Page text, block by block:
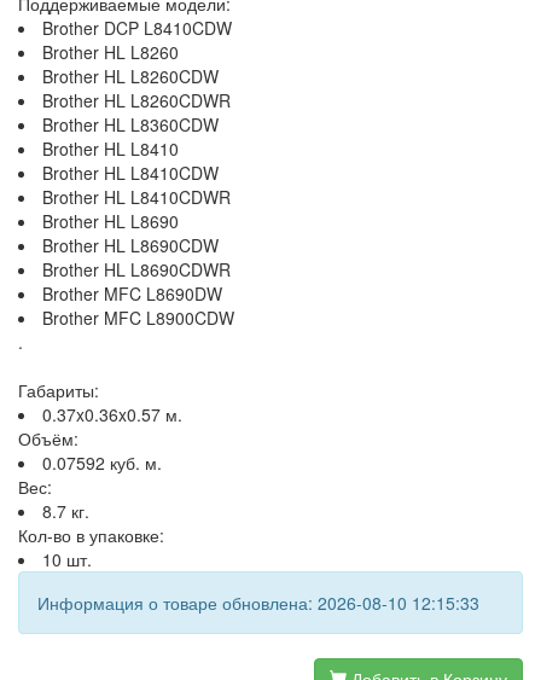
Brother DCP L8410CDW
Brother HL L8260
Brother HL L8260CDW
Brother HL L8260CDWR
Brother HL L8360CDW
Brother HL L8410
Brother HL L8410CDW
Brother HL L8410CDWR
Brother HL L8690
Brother HL L8690CDW
Brother HL L8690CDWR
Brother MFC L8690DW
Brother MFC L8900CDW
.
Габариты:
0.37x0.36x0.57 м.
Объём:
0.07592 куб. м.
Вес:
8.7 кг.
Кол-во в упаковке:
10 шт.
Информация о товаре обновлена: 2026-08-10 12:15:33